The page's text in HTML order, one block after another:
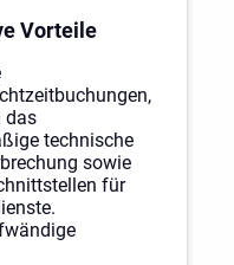
Vorteile
das
technische
sowie
für